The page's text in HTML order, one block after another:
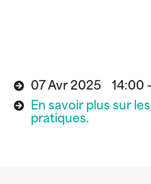
07 Avr 2025 14:00 -
En savoir plus sur
pratiques.